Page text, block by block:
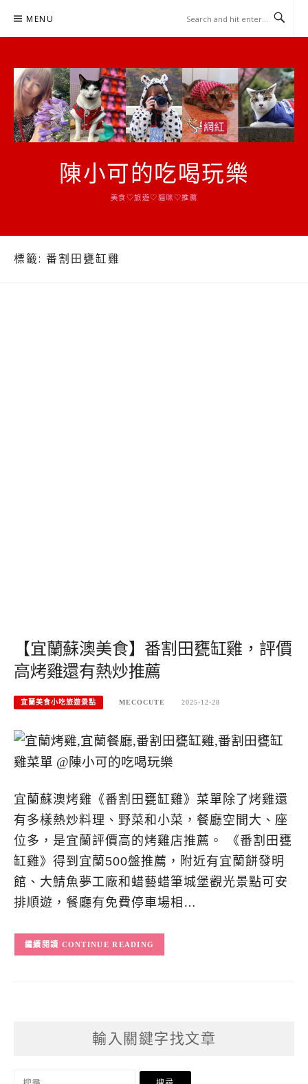
MENU
陳小可的吃喝玩樂
美食♡旅遊♡貓咪♡推薦
標籤: 番割田甕缸雞
【宜蘭蘇澳美食】番割田甕缸雞，評價
高烤雞還有熱炒推薦
宜蘭美食小吃旅遊景點 MECOCUTE 2025-12-28
宜蘭蘇澳烤雞《番割田甕缸雞》菜單除了烤雞還
有多樣熱炒料理、野菜和小菜，餐廳空間大、座
位多，是宜蘭評價高的烤雞店推薦。 《番割田甕
缸雞》得到宜蘭500盤推薦，附近有宜蘭餅發明
館、大鯖魚夢工廠和蜡藝蜡筆城堡觀光景點可安
排順遊，餐廳有免費停車場相…
CONTINUE READING
輸入關鍵字找文章
搜